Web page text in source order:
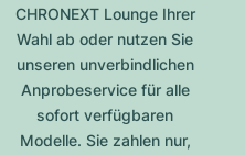
CHRONEXT Lounge Ihrer
Wahl ab oder nutzen Sie
unseren unverbindlichen
Anprobeservice für alle
sofort verfügbaren
Modelle. Sie zahlen nur,